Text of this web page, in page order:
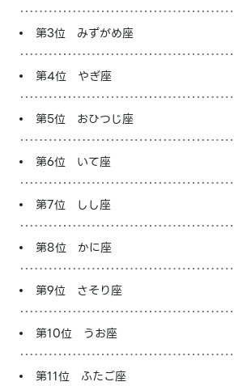
第3位 みずがめ座
第4位 やぎ座
第5位 おひつじ座
第6位 いて座
第7位 しし座
第8位 かに座
第9位 さそり座
第10位 うお座
第11位 ふたご座